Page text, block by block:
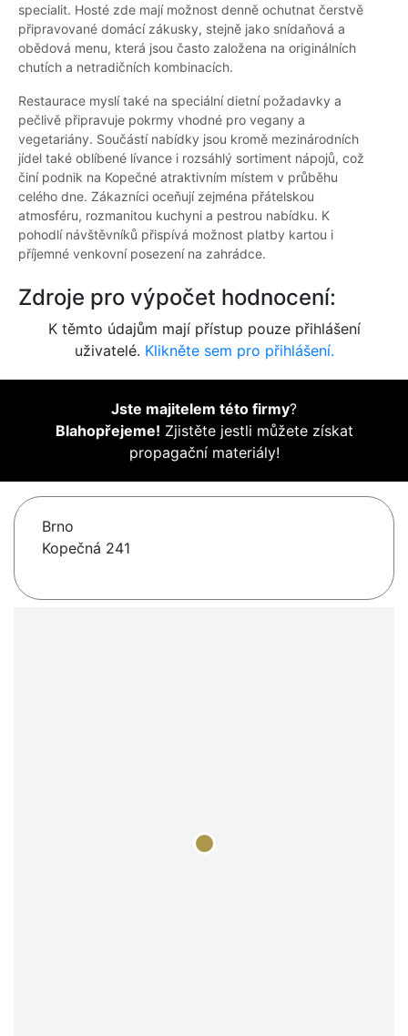
specialit. Hosté zde mají možnost denně ochutnat čerstvě
připravované domácí zákusky, stejně jako snídaňová a
obědová menu, která jsou často založena na originálních
chutích a netradičních kombinacích.
Restaurace myslí také na speciální dietní požadavky a
pečlivě připravuje pokrmy vhodné pro vegany a
vegetariány. Součástí nabídky jsou kromě mezinárodních
jídel také oblíbené lívance i rozsáhlý sortiment nápojů, což
činí podnik na Kopečné atraktivním místem v průběhu
celého dne. Zákazníci oceňují zejména přátelskou
atmosféru, rozmanitou kuchyni a pestrou nabídku. K
pohodlí návštěvníků přispívá možnost platby kartou i
příjemné venkovní posezení na zahrádce.
Zdroje pro výpočet hodnocení:
K těmto údajům mají přístup pouze přihlášení
uživatelé. Klikněte sem pro přihlášení.
Jste majitelem této firmy?
Blahopřejeme! Zjistěte jestli můžete získat
propagační materiály!
Brno
Kopečná 241